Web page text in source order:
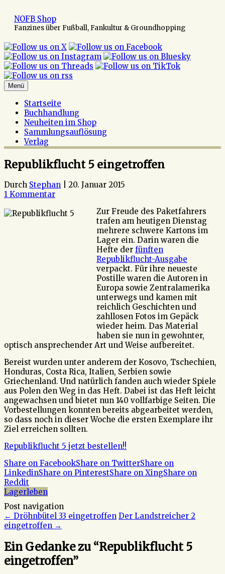
Inhalt
springen
NOFB Shop
Fanzines über Fußball, Fankultur & Groundhopping
Menü
Startseite
Buchhandlung
Neuheiten im Shop
Sammlungsauflösung
Verlag
Republikflucht 5 eingetroffen
Durch Stephan
20. Januar 2015
1 Kommentar
Zur Freude des Paketfahrers
trafen am heutigen Dienstag
mehrere schwere Kartons im
Lager ein. Darin waren die
Hefte der fünften
Republikflucht-Ausgabe
verpackt. Für ihre neueste
Postille waren die Autoren in
Europa sowie Zentralamerika
unterwegs und kamen mit
reichlich Geschichten und
zahllosen Fotos im Gepäck
wieder heim. Das Material
haben sie nun in gewohnter,
optisch ansprechender Art und Weise aufbereitet.
Bereist wurden unter anderem der Kosovo, Tschechien,
Honduras, Costa Rica, Italien, Serbien sowie
Griechenland. Und natürlich fanden auch wieder Spiele
aus Polen den Weg in das Heft. Dabei ist das Heft leicht
angewachsen und bietet nun 140 vollfarbige Seiten. Die
Vorbestellungen konnten bereits abgearbeitet werden,
so dass noch in dieser Woche die ersten Exemplare ihr
Ziel erreichen sollten.
Republikflucht 5 jetzt bestellen!!
Share on FacebookShare on TwitterShare on
LinkedinShare on PinterestShare on XingShare on
Reddit
Lagerleben
Post navigation
← Dröhnbütel 33 eingetroffen Der Landstreicher 2
eingetroffen →
Ein Gedanke zu “Republikflucht 5
eingetroffen”